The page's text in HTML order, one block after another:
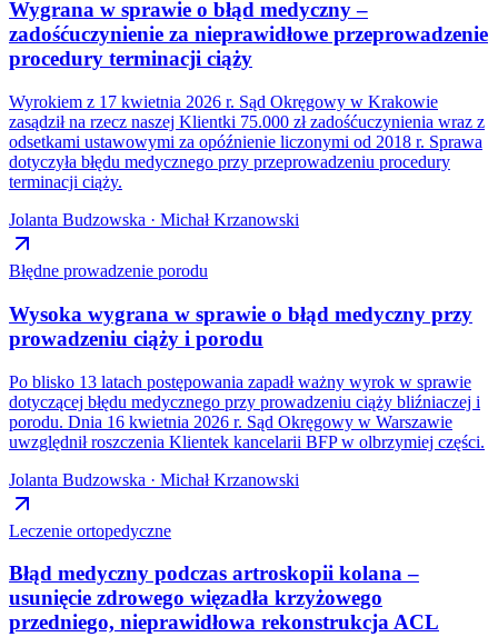
Wygrana w sprawie o błąd medyczny –
zadośćuczynienie za nieprawidłowe przeprowadzenie
procedury terminacji ciąży
Wyrokiem z 17 kwietnia 2026 r. Sąd Okręgowy w Krakowie
zasądził na rzecz naszej Klientki 75.000 zł zadośćuczynienia wraz z
odsetkami ustawowymi za opóźnienie liczonymi od 2018 r. Sprawa
dotyczyła błędu medycznego przy przeprowadzeniu procedury
terminacji ciąży.
Jolanta Budzowska · Michał Krzanowski
Błędne prowadzenie porodu
Wysoka wygrana w sprawie o błąd medyczny przy
prowadzeniu ciąży i porodu
Po blisko 13 latach postępowania zapadł ważny wyrok w sprawie
dotyczącej błędu medycznego przy prowadzeniu ciąży bliźniaczej i
porodu. Dnia 16 kwietnia 2026 r. Sąd Okręgowy w Warszawie
uwzględnił roszczenia Klientek kancelarii BFP w olbrzymiej części.
Jolanta Budzowska · Michał Krzanowski
Leczenie ortopedyczne
Błąd medyczny podczas artroskopii kolana –
usunięcie zdrowego więzadła krzyżowego
przedniego, nieprawidłowa rekonstrukcja ACL